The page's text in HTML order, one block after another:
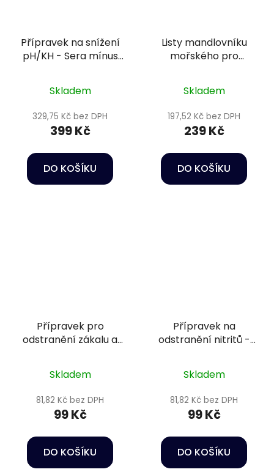
Přípravek na snížení
pH/KH - Sera mínus
Skladem
329,75 Kč bez DPH
399 Kč
DO KOŠÍKU
Listy mandlovníku
mořského pro
Leaves 10 ks S
Skladem
197,52 Kč bez DPH
239 Kč
DO KOŠÍKU
Přípravek pro
odstranění zákalu a
g
Skladem
81,82 Kč bez DPH
99 Kč
DO KOŠÍKU
Přípravek na
odstranění nitritů -
Skladem
81,82 Kč bez DPH
99 Kč
DO KOŠÍKU